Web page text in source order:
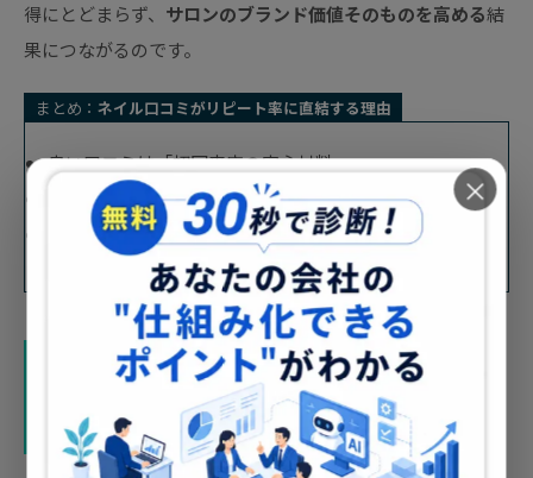
得にとどまらず、 サロンのブランド価値そのものを高める結
果につながるのです。
まとめ： ネイル口コミがリピート率に直結する理由
良い口コミは「初回来店の安心材料」
来店後の満足度が次の予約に直結
リピーターからの口コミが「共感・信頼」を生む
口コミを増やす＆質を高めるための
写真投稿活用術
×